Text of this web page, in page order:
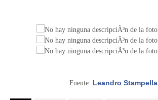
Fuente: Leandro Stampella